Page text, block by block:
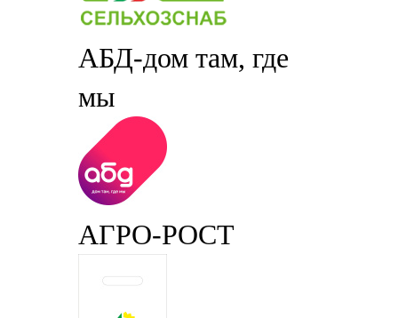
АБД-дом там, где
мы
АГРО-РОСТ